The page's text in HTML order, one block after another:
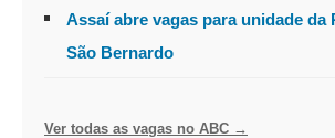
Assaí abre vagas para unidade da
São Bernardo
Ver todas as vagas no ABC →